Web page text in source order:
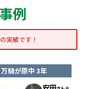
例
実績です！
万騎が原中 3年